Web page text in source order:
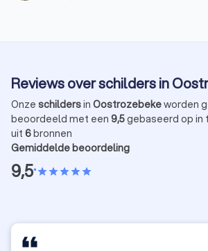
Reviews over schilders in
Onze schildersin Oostrozebekeworden
beoordeeld met een 9,5gebaseerd op in
uit 6bronnen
Gemiddelde beoordeling
9,5•starstarstarstarstar